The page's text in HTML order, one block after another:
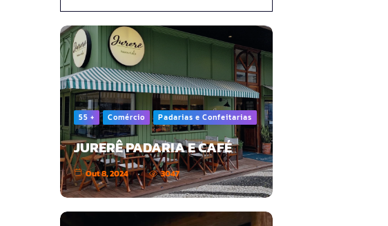
55 + Comércio Padarias e Confeitarias
JURERÊ PADARIA E CAFÉ
Out 8, 2024 3047